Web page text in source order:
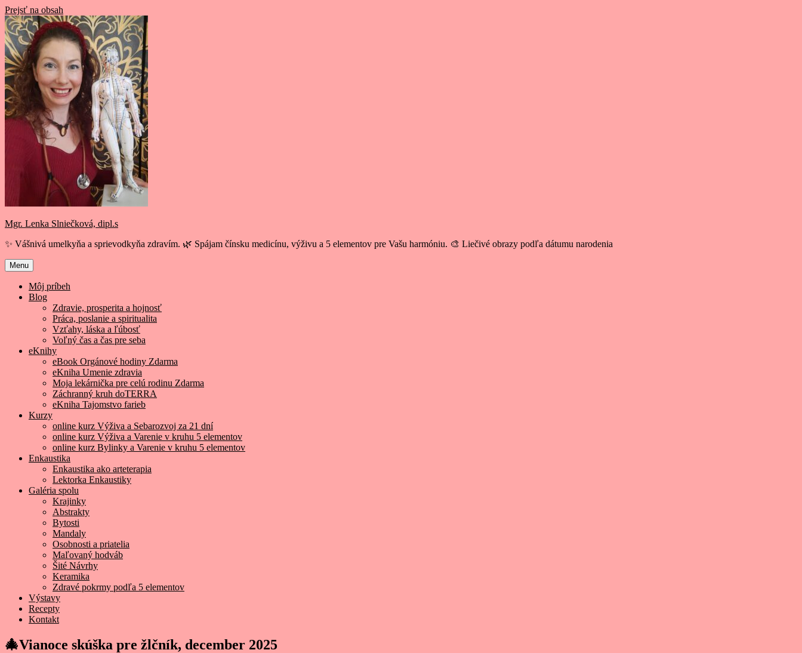
Prejsť na obsah
Mgr. Lenka Slniečková, dipl.s
✨ Vášnivá umelkyňa a sprievodkyňa zdravím. 🌿 Spájam čínsku medicínu, výživu a 5 elementov pre Vašu harmóniu. 🎨 Liečivé obrazy podľa dátumu narodenia
Menu
Môj príbeh
Blog
Zdravie, prosperita a hojnosť
Práca, poslanie a spiritualita
Vzťahy, láska a ľúbosť
Voľný čas a čas pre seba
eKnihy
eBook Orgánové hodiny Zdarma
eKniha Umenie zdravia
Moja lekárnička pre celú rodinu Zdarma
Záchranný kruh doTERRA
eKniha Tajomstvo farieb
Kurzy
online kurz Výživa a Sebarozvoj za 21 dní
online kurz Výživa a Varenie v kruhu 5 elementov
online kurz Bylinky a Varenie v kruhu 5 elementov
Enkaustika
Enkaustika ako arteterapia
Lektorka Enkaustiky
Galéria spolu
Krajinky
Abstrakty
Bytosti
Mandaly
Osobnosti a priatelia
Maľovaný hodváb
Šité Návrhy
Keramika
Zdravé pokrmy podľa 5 elementov
Výstavy
Recepty
Kontakt
🎄Vianoce skúška pre žlčník, december 2025